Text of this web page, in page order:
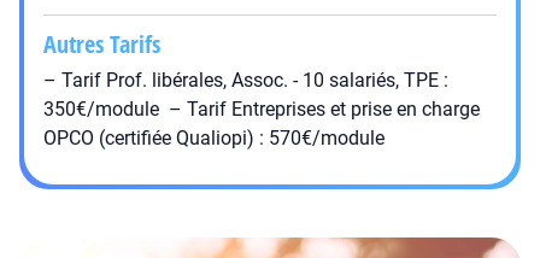
Autres Tarifs
– Tarif Prof. libérales, Assoc. - 10 salariés, TPE :
350€/module – Tarif Entreprises et prise en charge
OPCO (certifiée Qualiopi) : 570€/module